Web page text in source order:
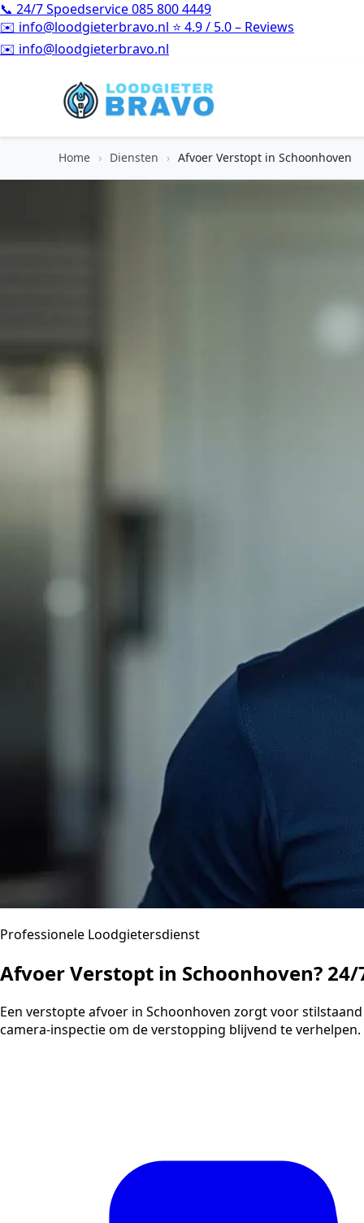
📞 24/7 Spoedservice085 800 4449
✉️ info@loodgieterbravo.nl ⭐ 4.9 / 5.0 – Reviews
⭐4.9 / 5.0 – Reviews
Home › Diensten › Afvoer Verstopt in Schoonhoven
Professionele Loodgietersdienst
Afvoer Verstopt in Schoonhoven?
Een verstopte afvoer in Schoonhoven zorgt voor
camera-inspectie om de verstopping blijvend te